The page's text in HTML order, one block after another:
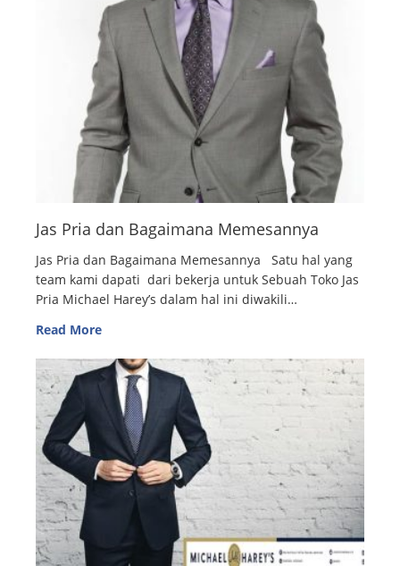
Jas Pria dan Bagaimana Memesannya
Jas Pria dan Bagaimana Memesannya Satu hal yang
team kami dapati dari bekerja untuk Sebuah Toko Jas
Pria Michael Harey’s dalam hal ini diwakili…
Read More